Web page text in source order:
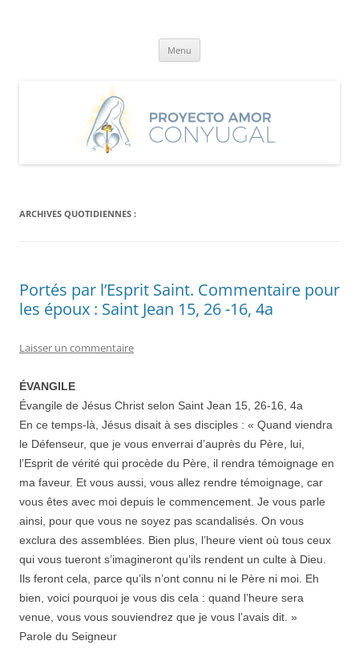
Menu
ARCHIVES QUOTIDIENNES :
Portés par l’Esprit Saint. Commentaire pour
les époux : Saint Jean 15, 26 -16, 4a
Laisser un commentaire
ÉVANGILE
Évangile de Jésus Christ selon Saint Jean 15, 26-16, 4a
En ce temps-là, Jésus disait à ses disciples : « Quand viendra
le Défenseur, que je vous enverrai d’auprès du Père, lui,
l’Esprit de vérité qui procède du Père, il rendra témoignage en
ma faveur. Et vous aussi, vous allez rendre témoignage, car
vous êtes avec moi depuis le commencement. Je vous parle
ainsi, pour que vous ne soyez pas scandalisés. On vous
exclura des assemblées. Bien plus, l’heure vient où tous ceux
qui vous tueront s’imagineront qu’ils rendent un culte à Dieu.
Ils feront cela, parce qu’ils n’ont connu ni le Père ni moi. Eh
bien, voici pourquoi je vous dis cela : quand l’heure sera
venue, vous vous souviendrez que je vous l’avais dit. »
Parole du Seigneur